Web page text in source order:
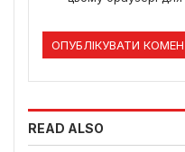
READ ALSO